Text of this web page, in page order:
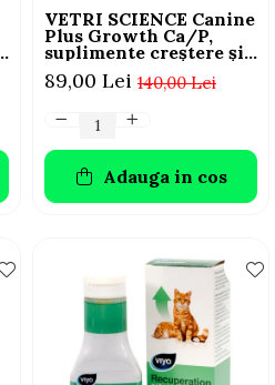
VETRI SCIENCE Canine
Plus Growth Ca/P,
suplimente creștere și
vitalitate câini, 45
Tablete masticabile
140,00 Lei
89,00 Lei
Adauga in cos